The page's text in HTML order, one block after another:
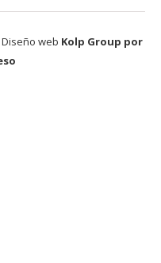
web Kolp Group por